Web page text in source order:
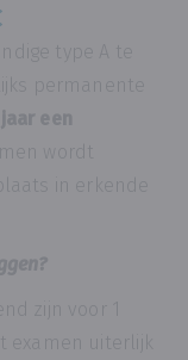
type A te
permanente
wordt
in erkende
zijn voor 1
uiterlijk